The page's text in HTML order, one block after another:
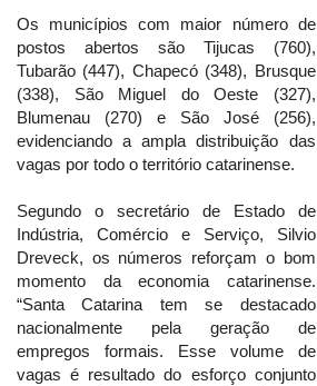
Os municípios com maior número de
postos abertos são Tijucas (760),
Tubarão (447), Chapecó (348), Brusque
(338), São Miguel do Oeste (327),
Blumenau (270) e São José (256),
evidenciando a ampla distribuição das
vagas por todo o território catarinense.
Segundo o secretário de Estado de
Indústria, Comércio e Serviço, Silvio
Dreveck, os números reforçam o bom
momento da economia catarinense.
“Santa Catarina tem se destacado
nacionalmente pela geração de
empregos formais. Esse volume de
vagas é resultado do esforço conjunto